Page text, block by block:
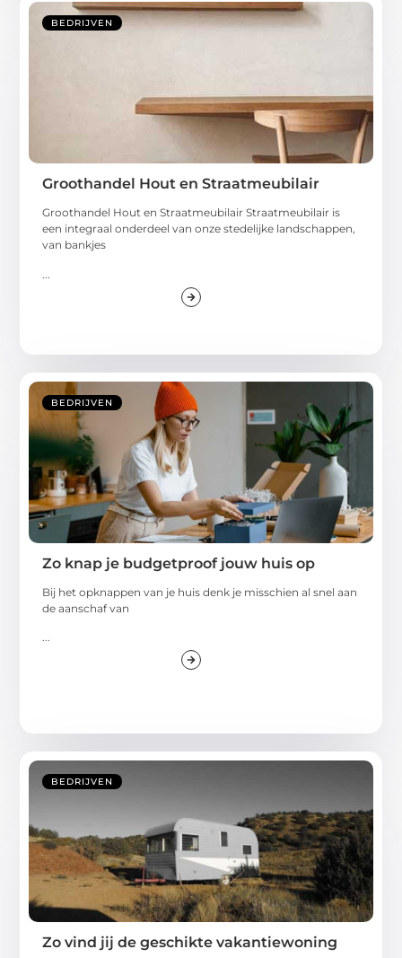
BEDRIJVEN
Groothandel Hout en Straatmeubilair
Groothandel Hout en Straatmeubilair Straatmeubilair is
een integraal onderdeel van onze stedelijke landschappen,
van bankjes
BEDRIJVEN
Zo knap je budgetproof jouw huis op
Bij het opknappen van je huis denk je misschien al snel aan
de aanschaf van
BEDRIJVEN
Zo vind jij de geschikte vakantiewoning